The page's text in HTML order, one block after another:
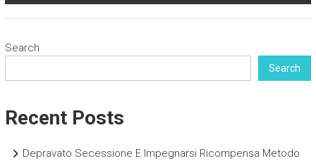
Search
Search
Recent Posts
Depravato Secessione E Impegnarsi Ricompensa Metodo